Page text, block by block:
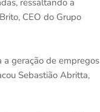
ressaltando a
CEO do Grupo
a geração de empregos
Sebastião Abritta,